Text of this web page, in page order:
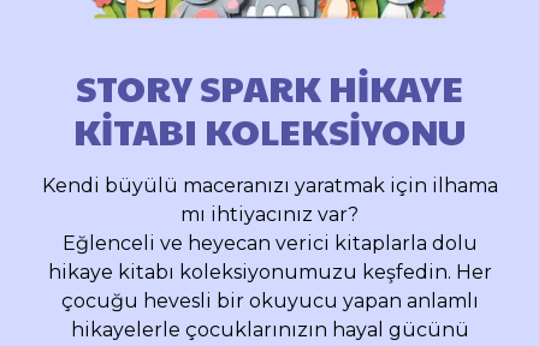
STORY SPARK HİKAYE
KİTABI KOLEKSİYONU
Kendi büyülü maceranızı yaratmak için ilhama
mı ihtiyacınız var?
Eğlenceli ve heyecan verici kitaplarla dolu
hikaye kitabı koleksiyonumuzu keşfedin. Her
çocuğu hevesli bir okuyucu yapan anlamlı
hikayelerle çocuklarınızın hayal gücünü